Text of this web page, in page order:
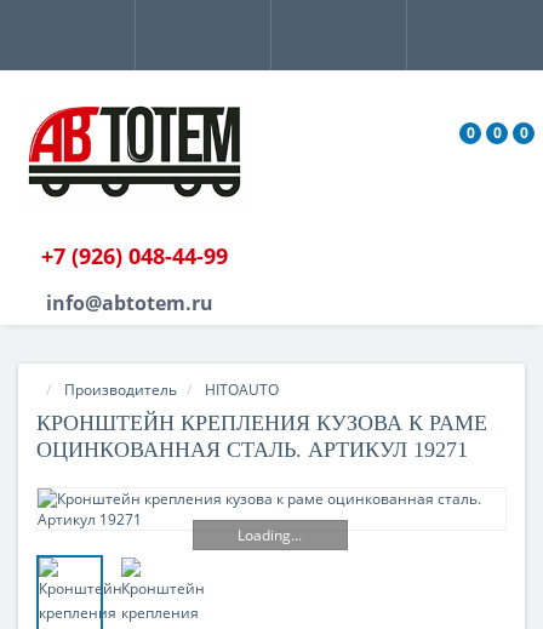
0 0 0
+7 (926) 048-44-99
info@abtotem.ru
Производитель HITOAUTO
КРОНШТЕЙН КРЕПЛЕНИЯ КУЗОВА К РАМЕ
ОЦИНКОВАННАЯ СТАЛЬ. АРТИКУЛ 19271
Loading...